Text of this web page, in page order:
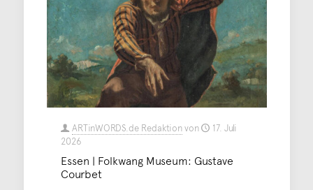
ARTinWORDS.de Redaktionvon
17. Juli
2026
Essen | Folkwang Museum: Gustave
Courbet